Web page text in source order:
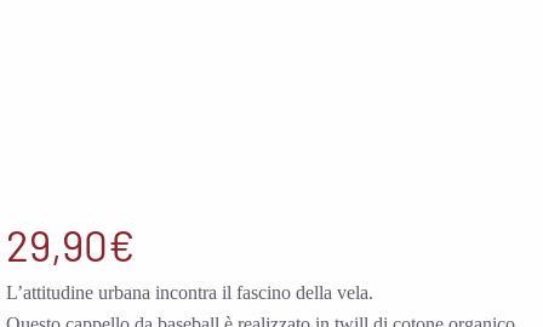
29,90€
L’attitudine urbana incontra il fascino della vela.